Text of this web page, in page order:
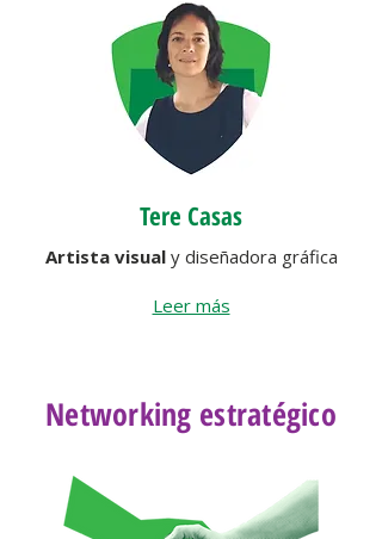
Tere Casas
Artista visualy diseñadora gráfica
Leer más
Networking estratégico